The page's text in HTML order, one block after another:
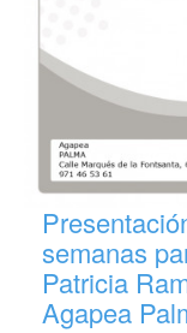
semanas
Patricia
Agapea